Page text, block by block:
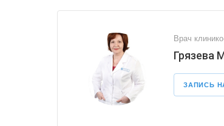
Врач
Грязева
ЗАПИСЬ